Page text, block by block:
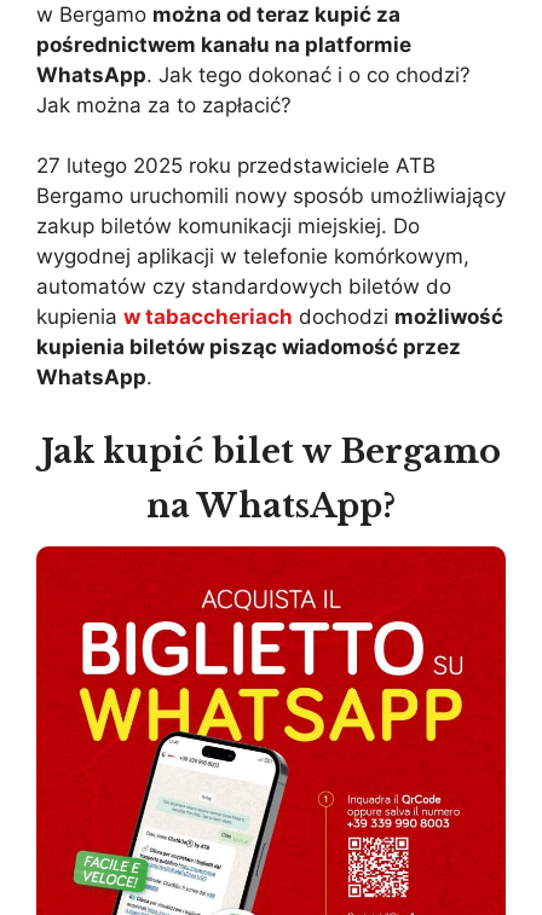
w Bergamo można od teraz kupić za
pośrednictwem kanału na platformie
WhatsApp. Jak tego dokonać i o co chodzi?
Jak można za to zapłacić?
27 lutego 2025 roku przedstawiciele ATB
Bergamo uruchomili nowy sposób umożliwiający
zakup biletów komunikacji miejskiej. Do
wygodnej aplikacji w telefonie komórkowym,
automatów czy standardowych biletów do
kupienia w tabaccheriach dochodzi możliwość
kupienia biletów pisząc wiadomość przez
WhatsApp.
Jak kupić bilet w Bergamo
na WhatsApp?